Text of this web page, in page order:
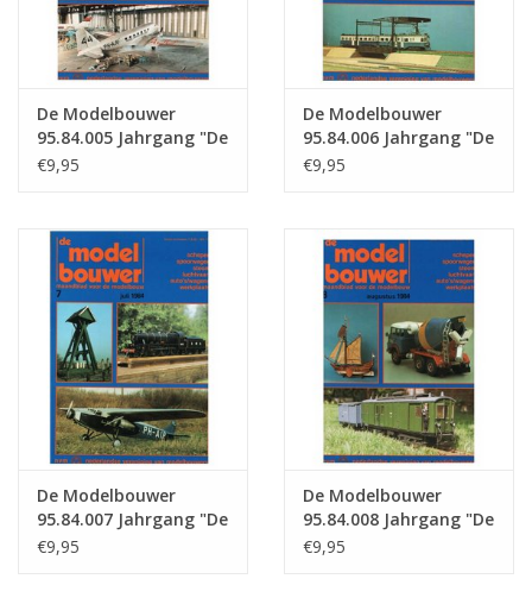
De Modelbouwer
95.84.005 Jahrgang "De
Modelbouwer"
€9,95
De Modelbouwer
95.84.006 Jahrgang "De
Modelbouwer"
€9,95
De Modelbouwer
95.84.007 Jahrgang "De
Modelbouwer"
€9,95
De Modelbouwer
95.84.008 Jahrgang "De
Modelbouwer"
€9,95